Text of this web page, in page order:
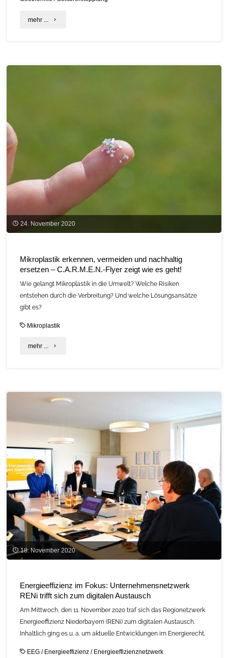
mehr ... "Großes
Sektorenkopplung"
24. November 2020
Mikroplastik erkennen, vermeiden und nachhaltig
ersetzen – C.A.R.M.E.N.-Flyer zeigt wie es geht!
Wie gelangt Mikroplastik in die Umwelt? Welche Risiken
entstehen durch die Verbreitung? Und welche Lösungsansätze
gibt es?
Mikroplastik
mehr ... "Mikroplastik
und
C.A.R.M.E.N.-
Flyer
zeigt
wie
es
geht!"
18. November 2020
Energieeffizienz im Fokus: Unternehmensnetzwerk
RENi trifft sich zum digitalen Austausch
Am Mittwoch, den 11. November 2020 traf sich das Regionetzwerk
Energieeffizienz Niederbayern (RENi) zum digitalen Austausch.
Inhaltlich ging es u. a. um aktuelle Entwicklungen im Energierecht.
EEG / Energieeffizienz / Energieeffizienznetzwerk